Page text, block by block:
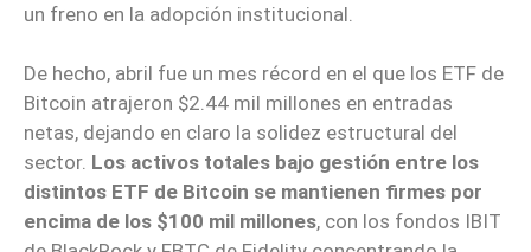
un freno en la adopción institucional.
De hecho, abril fue un mes récord en el que los ETF de
Bitcoin atrajeron $2.44 mil millones en entradas
netas, dejando en claro la solidez estructural del
sector. Los activos totales bajo gestión entre los
distintos ETF de Bitcoin se mantienen firmes por
encima de los $100 mil millones, con los fondos IBIT